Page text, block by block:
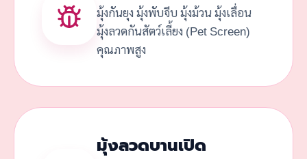
มุ้งกันยุง มุ้งพับจีบ มุ้งม้วน มุ้งเลื่อน
มุ้งลวดกันสัตว์เลี้ยง (Pet Screen)
คุณภาพสูง
มุ้งลวดบานเปิด